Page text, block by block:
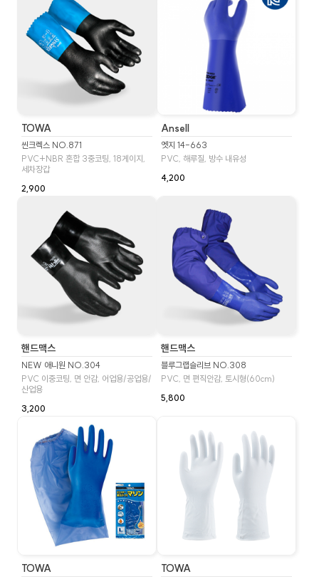
TOWA
씬크렉스 NO.871
PVC+NBR 혼합 3중코팅, 18게이지,
세차장갑
2,900
Ansell
엣지 14-663
PVC, 해루질, 방수 내유성
4,200
핸드맥스
NEW 애니원 NO.304
PVC 이중코팅, 면 안감, 어업용/공업용/
산업용
3,200
핸드맥스
블루그랩슬리브 NO.308
PVC, 면 편직안감, 토시형(60cm)
5,800
TOWA TOWA